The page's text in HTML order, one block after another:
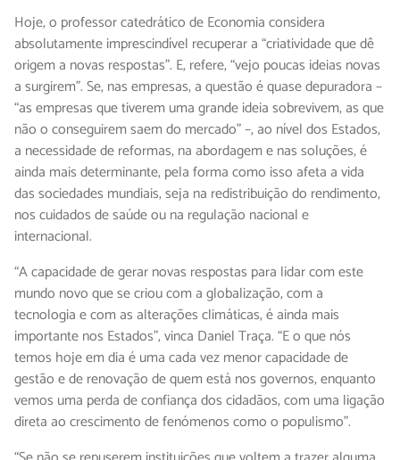
Hoje, o professor catedrático de Economia considera
absolutamente imprescindível recuperar a “criatividade que dê
origem a novas respostas”. E, refere, “vejo poucas ideias novas
a surgirem”. Se, nas empresas, a questão é quase depuradora –
“as empresas que tiverem uma grande ideia sobrevivem, as que
não o conseguirem saem do mercado” –, ao nível dos Estados,
a necessidade de reformas, na abordagem e nas soluções, é
ainda mais determinante, pela forma como isso afeta a vida
das sociedades mundiais, seja na redistribuição do rendimento,
nos cuidados de saúde ou na regulação nacional e
internacional.
“A capacidade de gerar novas respostas para lidar com este
mundo novo que se criou com a globalização, com a
tecnologia e com as alterações climáticas, é ainda mais
importante nos Estados”, vinca Daniel Traça. “E o que nós
temos hoje em dia é uma cada vez menor capacidade de
gestão e de renovação de quem está nos governos, enquanto
vemos uma perda de confiança dos cidadãos, com uma ligação
direta ao crescimento de fenómenos como o populismo”.